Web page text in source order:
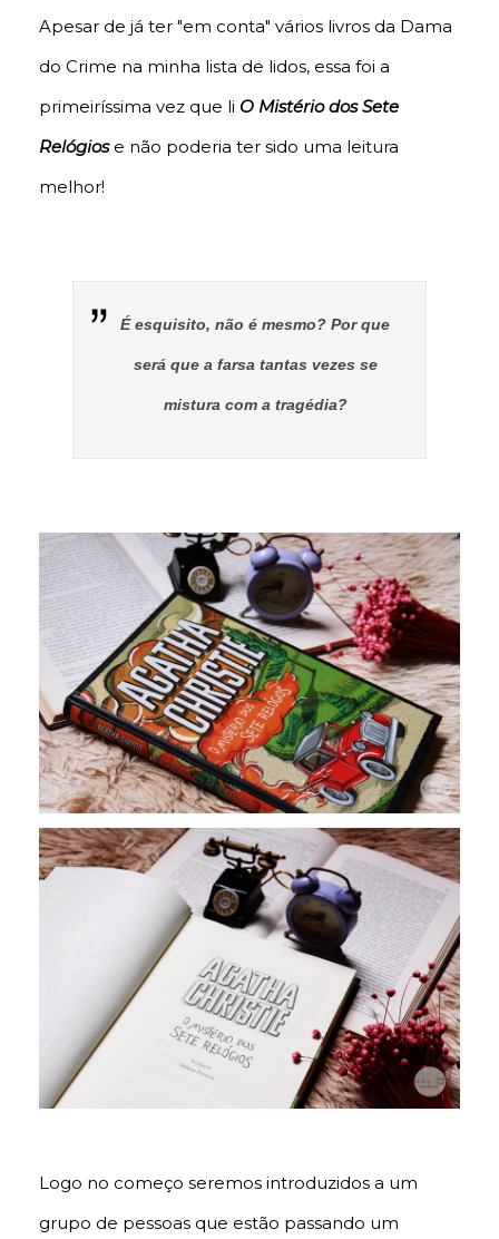
Apesar de já ter "em conta" vários livros da Dama
do Crime na minha lista de lidos, essa foi a
primeiríssima vez que li O Mistério dos Sete
Relógiose não poderia ter sido uma leitura
melhor!
É esquisito, não é mesmo? Por que
será que a farsa tantas vezes se
mistura com a tragédia?
Logo no começo seremos introduzidos a um
grupo de pessoas que estão passando um